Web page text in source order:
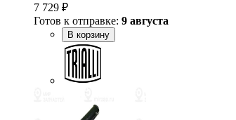
7 729 ₽
Готов к отправке: 9 августа
В корзину